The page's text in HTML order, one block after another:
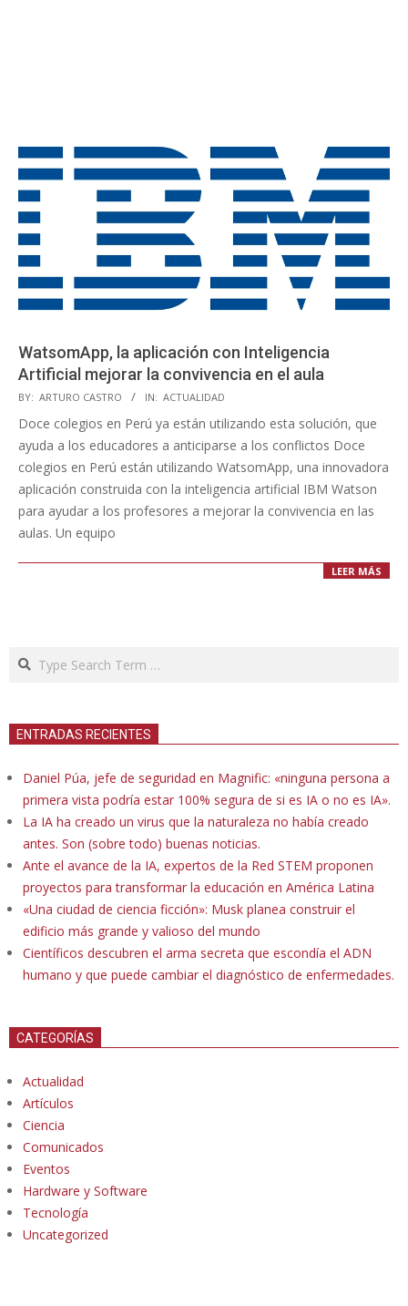
WatsomApp, la aplicación con Inteligencia
Artificial mejorar la convivencia en el aula
2019-
11-
30
BY: ARTURO CASTRO IN: ACTUALIDAD
Doce colegios en Perú ya están utilizando esta solución, que
ayuda a los educadores a anticiparse a los conflictos Doce
colegios en Perú están utilizando WatsomApp, una innovadora
aplicación construida con la inteligencia artificial IBM Watson
para ayudar a los profesores a mejorar la convivencia en las
aulas. Un equipo
LEER MÁS
Search
ENTRADAS RECIENTES
Daniel Púa, jefe de seguridad en Magnific: «ninguna persona a
primera vista podría estar 100% segura de si es IA o no es IA».
La IA ha creado un virus que la naturaleza no había creado
antes. Son (sobre todo) buenas noticias.
Ante el avance de la IA, expertos de la Red STEM proponen
proyectos para transformar la educación en América Latina
«Una ciudad de ciencia ficción»: Musk planea construir el
edificio más grande y valioso del mundo
Científicos descubren el arma secreta que escondía el ADN
humano y que puede cambiar el diagnóstico de enfermedades.
CATEGORÍAS
Actualidad
Artículos
Ciencia
Comunicados
Eventos
Hardware y Software
Tecnología
Uncategorized